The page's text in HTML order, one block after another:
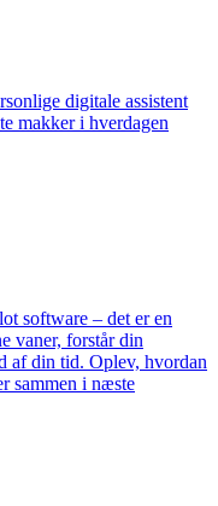
digitale assistent
makker i hverdagen
software – det er en
vaner, forstår din
af din tid. Oplev, hvordan
sammen i næste